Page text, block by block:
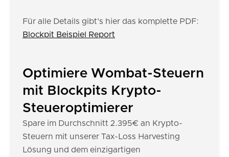
Für alle Details gibt's hier das komplette PDF:
Blockpit Beispiel Report
Optimiere Wombat-Steuern
mit Blockpits Krypto-
Steueroptimierer
Spare im Durchschnitt 2.395€ an Krypto-
Steuern mit unserer Tax-Loss Harvesting
Lösung und dem einzigartigen